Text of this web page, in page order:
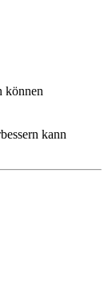
können
kann